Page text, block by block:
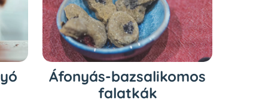
Áfonyás-bazsalikomos
falatkák